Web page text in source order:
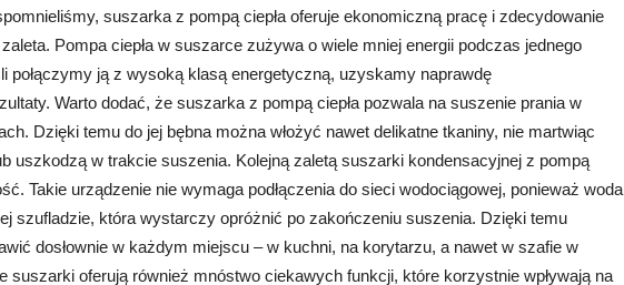
suszarka z pompą ciepła oferuje ekonomiczną pracę i zdecydowanie
Pompa ciepła w suszarce zużywa o wiele mniej energii podczas jednego
połączymy ją z wysoką klasą energetyczną, uzyskamy naprawdę
Warto dodać, że suszarka z pompą ciepła pozwala na suszenie prania w
Dzięki temu do jej bębna można włożyć nawet delikatne tkaniny, nie martwiąc
uszkodzą w trakcie suszenia. Kolejną zaletą suszarki kondensacyjnej z pompą
Takie urządzenie nie wymaga podłączenia do sieci wodociągowej, ponieważ woda
szufladzie, która wystarczy opróżnić po zakończeniu suszenia. Dzięki temu
dosłownie w każdym miejscu – w kuchni, na korytarzu, a nawet w szafie w
suszarki oferują również mnóstwo ciekawych funkcji, które korzystnie wpływają na